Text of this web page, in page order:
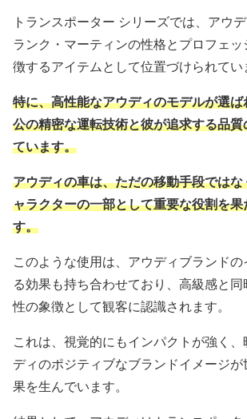
トランスポーター シリーズでは、アウ
ランク・マーティンの性格とプロフェ
徴するアイテムとして位置づけられてい
特に、高性能なアウディのモデルが選
公の精密な運転技術と彼が追求する品
ています。
アウディの車は、ただの移動手段では
ャラクターの一部として重要な役割を
す。
このような使用は、アウディブランド
る効果も持ち合わせており、高級感と
性の象徴として観客に認識されます。
これは、視覚的にもインパクトが強く、
ディのポジティブなブランドイメージ
果を生んでいます。